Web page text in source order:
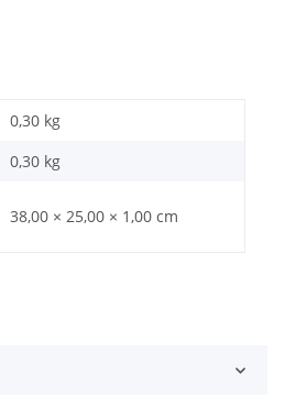
0,30 kg
0,30 kg
38,00 × 25,00 × 1,00 cm